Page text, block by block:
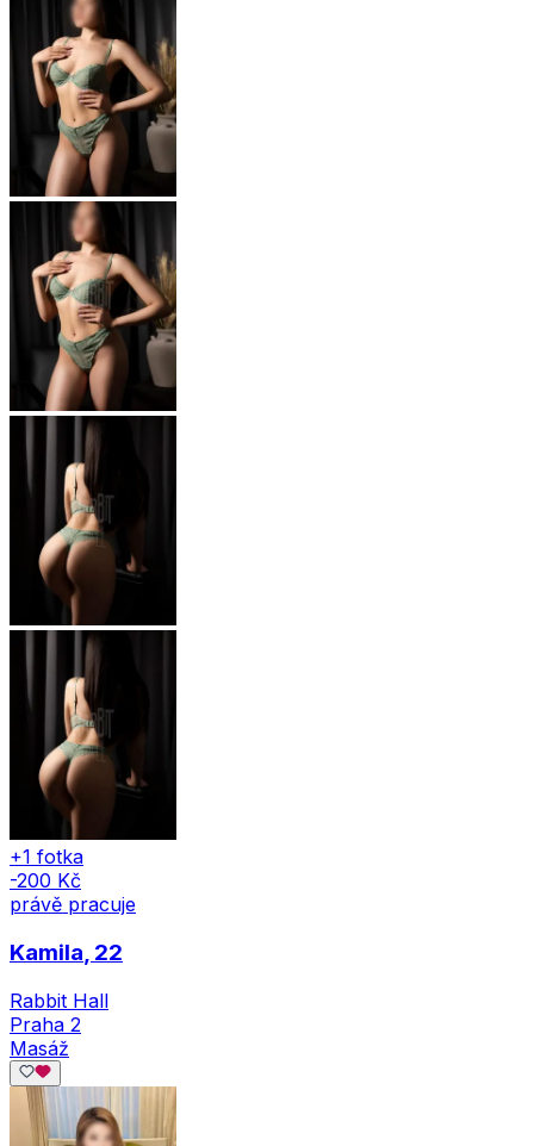
+1 fotka
-200 Kč
právě pracuje
Kamila, 22
Rabbit Hall
Praha 2
Masáž